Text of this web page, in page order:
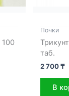
Почки
таб.
2 700₸
В